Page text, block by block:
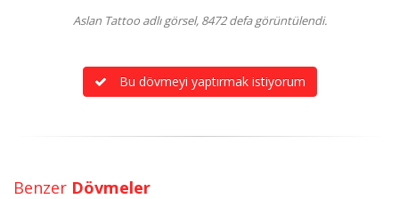
Aslan Tattoo adlı görsel, 8472 defa görüntülendi.
Bu dövmeyi yaptırmak istiyorum
Benzer Dövmeler